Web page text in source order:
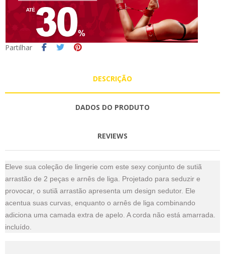
Partilhar
DESCRIÇÃO
DADOS DO PRODUTO
REVIEWS
Eleve sua coleção de lingerie com este sexy conjunto de sutiã
arrastão de 2 peças e arnês de liga. Projetado para seduzir e
provocar, o sutiã arrastão apresenta um design sedutor. Ele
acentua suas curvas, enquanto o arnês de liga combinando
adiciona uma camada extra de apelo. A corda não está amarrada.
incluído.